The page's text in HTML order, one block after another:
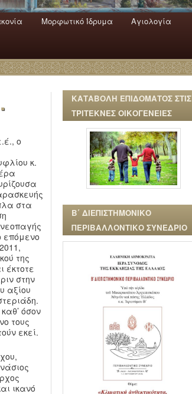
Μορφωτικό Ίδρυμα Αγιολογία
ο
κ.
στα
επόμενο
της
έκτοτε
στην
αξίου
όσον
τους
εκεί.
ικανό
ΚΑΤΑΒΟΛΗ ΕΠΙΔΟΜΑΤΟΣ ΣΤΙΣ
ΤΡΙΤΕΚΝΕΣ ΟΙΚΟΓΕΝΕΙΕΣ
Β΄ ΔΙΕΠΙΣΤΗΜΟΝΙΚΟ
ΠΕΡΙΒΑΛΛΟΝΤΙΚΟ ΣΥΝΕΔΡΙΟ